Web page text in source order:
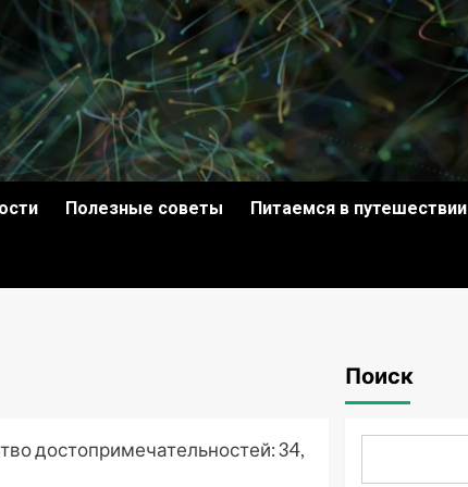
Полезные советы Питаемся в путешествии
достопримечательностей: 34,
Поиск